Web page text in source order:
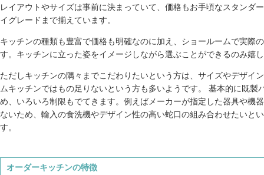
レイアウトやサイズは事前に決まっていて、価格もお手頃なスタンダ
イグレードまで揃えています。
キッチンの種類も豊富で価格も明確なのに加え、ショールームで実際
す。キッチンに立った姿をイメージしながら選ぶことができるのみ嬉
ただしキッチンの隅々までこだわりたいという方は、サイズやデザイ
ムキッチンではもの足りないという方も多いようです。 基本的に既製
め、いろいろ制限もでてきます。例えばメーカーが指定した器具や機
ないため、輸入の食洗機やデザイン性の高い蛇口の組み合わせたいと
す。
オーダーキッチンの特徴